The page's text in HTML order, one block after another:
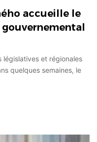
accueille le
législatives et régionales
quelques semaines, le